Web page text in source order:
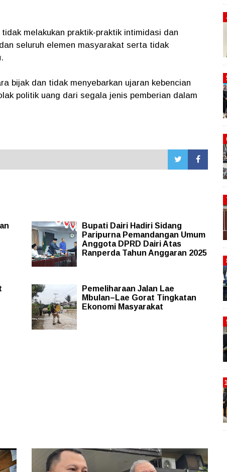
melakukan praktik-praktik intimidasi dan
seluruh elemen masyarakat serta tidak
bijak dan tidak menyebarkan ujaran kebencian
politik uang dari segala jenis pemberian dalam
Bupati Dairi Hadiri Sidang
Paripurna Pemandangan Umum
Anggota DPRD Dairi Atas
Ranperda Tahun Anggaran 2025
Pemeliharaan Jalan Lae
Mbulan–Lae Gorat Tingkatan
Ekonomi Masyarakat